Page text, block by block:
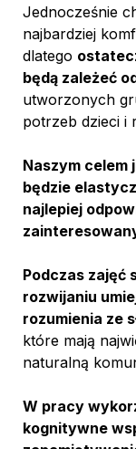
Jednocześnie
najbardziej
dlatego
będą zależeć
utworzonych
potrzeb dzieci i
Naszym
będzie
najlepiej
Podczas zajęć
rozwijaniu
rozumienia ze
które mają
naturalną
W pracy
kognitywne